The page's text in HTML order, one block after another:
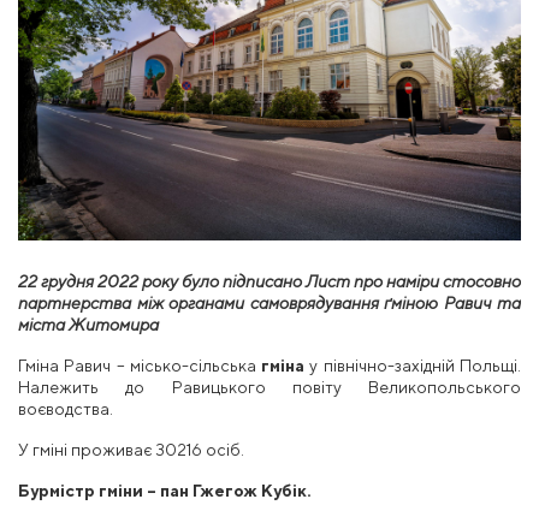
22 грудня 2022 рокубуло підписаноЛист про наміри стосовно
партнерства між органами самоврядування ґміною Равич та
містаЖитомира
Гміна Равич – місько-сільська гмінау північно-західній Польщі.
Належить до Равицького повіту Великопольського
воєводства.
У гміні проживає 30216 осіб.
Бурмістр гміни – пан Гжегож Кубік.